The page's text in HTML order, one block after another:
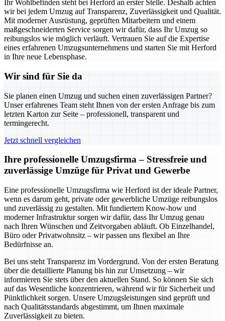
Ihr Wohlbefinden steht bei Herford an erster Stelle. Deshalb achten
wir bei jedem Umzug auf Transparenz, Zuverlässigkeit und Qualität.
Mit moderner Ausrüstung, geprüften Mitarbeitern und einem
maßgeschneiderten Service sorgen wir dafür, dass Ihr Umzug so
reibungslos wie möglich verläuft. Vertrauen Sie auf die Expertise
eines erfahrenen Umzugsunternehmens und starten Sie mit Herford
in Ihre neue Lebensphase.
Wir sind für Sie da
Sie planen einen Umzug und suchen einen zuverlässigen Partner?
Unser erfahrenes Team steht Ihnen von der ersten Anfrage bis zum
letzten Karton zur Seite – professionell, transparent und
termingerecht.
Jetzt schnell vergleichen
Ihre professionelle Umzugsfirma – Stressfreie und
zuverlässige Umzüge für Privat und Gewerbe
Eine professionelle Umzugsfirma wie Herford ist der ideale Partner,
wenn es darum geht, private oder gewerbliche Umzüge reibungslos
und zuverlässig zu gestalten. Mit fundiertem Know-how und
moderner Infrastruktur sorgen wir dafür, dass Ihr Umzug genau
nach Ihren Wünschen und Zeitvorgaben abläuft. Ob Einzelhandel,
Büro oder Privatwohnsitz – wir passen uns flexibel an Ihre
Bedürfnisse an.
Bei uns steht Transparenz im Vordergrund. Von der ersten Beratung
über die detaillierte Planung bis hin zur Umsetzung – wir
informieren Sie stets über den aktuellen Stand. So können Sie sich
auf das Wesentliche konzentrieren, während wir für Sicherheit und
Pünktlichkeit sorgen. Unsere Umzugsleistungen sind geprüft und
nach Qualitätsstandards abgestimmt, um Ihnen maximale
Zuverlässigkeit zu bieten.